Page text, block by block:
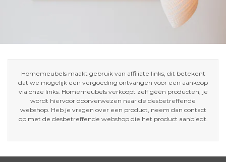
Homemeubels maakt gebruik van affiliate links, dit betekent
dat we mogelijk een vergoeding ontvangen voor een aankoop
via onze links. Homemeubels verkoopt zelf géén producten, je
wordt hiervoor doorverwezen naar de desbetreffende
webshop. Heb je vragen over een product, neem dan contact
op met de desbetreffende webshop die het product aanbiedt.